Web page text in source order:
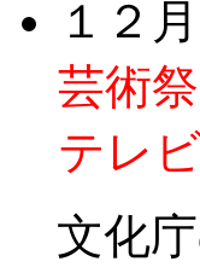
１２
芸術
テレ
文化庁